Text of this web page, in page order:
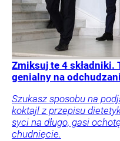
Zmiksuj te 4 składniki.
genialny na
Szukasz sposobu na
koktajl z przepisu
syci na długo, gasi
chudnięcie.